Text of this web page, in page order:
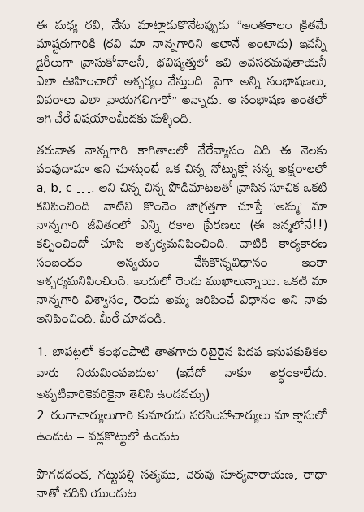
ఈ మధ్య రవి, నేను మాట్లాడుకొనేటప్పుడు “అంతకాలం క్రితమే
మాష్టరుగారికి (రవి మా నాన్నగారిని అలానే అంటాడు) ఇవన్నీ
డైరీలుగా వ్రాసుకోవాలనీ, భవిష్యత్తులో ఇవి అవసరమవుతాయనీ
ఎలా ఊహించారో ఆశ్చర్యం వేస్తుంది. పైగా అన్ని సంభాషణలు,
వివరాలు ఎలా వ్రాయగలిగారో” అన్నాడు. ఆ సంభాషణ అంతలో
ఆగి వేరే విషయాలమీదకు మళ్ళింది.
తరువాత నాన్నగారి కాగితాలలో వేరేవ్యాసం ఏది ఈ నెలకు
పంపుదామా అని చూస్తుంటే ఒక చిన్న నోట్బుక్లో సన్న అక్షరాలలో
a, b, c …. అని చిన్న చిన్న పొడిమాటలతో వ్రాసిన సూచిక ఒకటి
కనిపించింది. వాటిని కొంచెం జాగ్రత్తగా చూస్తే ‘అమ్మ’ మా
నాన్నగారి జీవితంలో ఎన్ని రకాల ప్రేరణలు (ఈ జన్మలోనే!!)
కల్పించిందో చూసి ఆశ్చర్యమనిపించింది. వాటికి కార్యకారణ
సంబంధం అన్వయం చేసికొన్నవిధానం ఇంకా
ఆశ్చర్యమనిపించింది. ఇందులో రెండు ముఖాలున్నాయి. ఒకటి మా
నాన్నగారి విశ్వాసం, రెండు అమ్మ జరిపించే విధానం అని నాకు
అనిపించింది. మీరే చూడండి.
బాపట్లలో కంభంపాటి తాతగారు రిటైరైన పిదప ఇనుపకుతికల
వారు నియమింపబడుట’ (ఇదేదో నాకూ అర్థంకాలేదు.
అప్పటివారికెవరికైనా తెలిసి ఉండవచ్చు)
రంగాచార్యులుగారి కుమారుడు నరసింహాచార్యులు మా క్లాసులో
ఉండుట – వడ్లకొట్టులో ఉండుట.
పొగడదండ, గట్టుపల్లి సత్యము, చెరువు సూర్యనారాయణ, రాధా
నాతో చదివి యుండుట.